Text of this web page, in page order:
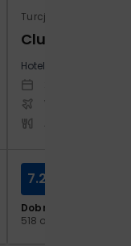
Turcja / Riwiera
Club Side
Hotel:
Warszawa -
Dobry
518 opinii
7.2